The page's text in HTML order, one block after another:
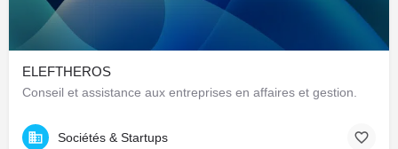
ELEFTHEROS
Conseil et assistance aux entreprises en affaires et gestion.
Sociétés & Startups